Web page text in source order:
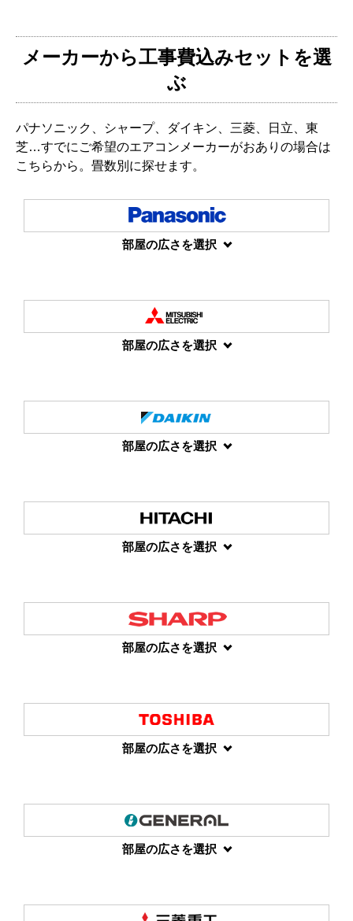
メーカーから工事費込みセットを選
ぶ
パナソニック、シャープ、ダイキン、三菱、日立、東
芝…すでにご希望のエアコンメーカーがおありの場合は
こちらから。畳数別に探せます。
部屋の広さを選択
部屋の広さを選択
部屋の広さを選択
部屋の広さを選択
部屋の広さを選択
部屋の広さを選択
部屋の広さを選択